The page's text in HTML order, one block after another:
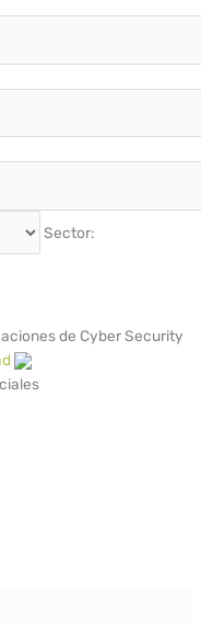
Sector:
de Cyber Security